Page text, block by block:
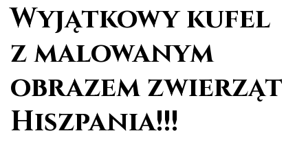
Wyjątkowy kufel
z malowanym
obrazem zwierząt
Hiszpania!!!